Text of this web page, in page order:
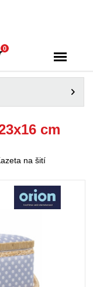
0
cm
na šití